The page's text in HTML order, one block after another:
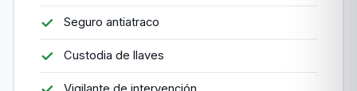
Seguro antiatraco
Custodia de llaves